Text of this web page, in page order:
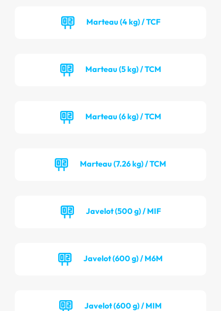
Marteau (4 kg) / TCF
Marteau (5 kg) / TCM
Marteau (6 kg) / TCM
Marteau (7.26 kg) / TCM
Javelot (500 g) / MIF
Javelot (600 g) / M6M
Javelot (600 g) / MIM